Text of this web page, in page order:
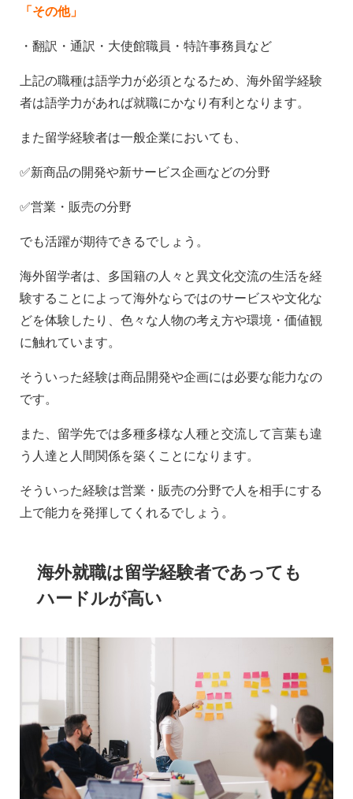
「その他」
・翻訳・通訳・大使館職員・特許事務員など
上記の職種は語学力が必須となるため、海外留学経験
者は語学力があれば就職にかなり有利となります。
また留学経験者は一般企業においても、
✅新商品の開発や新サービス企画などの分野
✅営業・販売の分野
でも活躍が期待できるでしょう。
海外留学者は、多国籍の人々と異文化交流の生活を経
験することによって海外ならではのサービスや文化な
どを体験したり、色々な人物の考え方や環境・価値観
に触れています。
そういった経験は商品開発や企画には必要な能力なの
です。
また、留学先では多種多様な人種と交流して言葉も違
う人達と人間関係を築くことになります。
そういった経験は営業・販売の分野で人を相手にする
上で能力を発揮してくれるでしょう。
海外就職は留学経験者であっても
ハードルが高い